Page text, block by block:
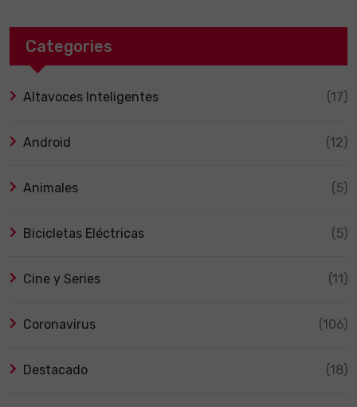
Categories
Altavoces Inteligentes (17)
Android (12)
Animales (5)
Bicicletas Eléctricas (5)
Cine y Series (11)
Coronavirus (106)
Destacado (18)